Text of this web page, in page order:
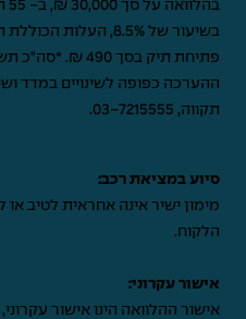
תקווה, 03-7215555
.
סיוע במציאת רכב:
מימון ישיר אינה אחראית לטיב
הלקוח.
אישור עקרוני:
אישור ההלוואה הינו אישור